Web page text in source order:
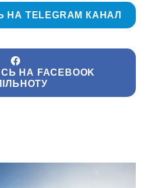
НА TELEGRAM КАНАЛ
НА FACEBOOK